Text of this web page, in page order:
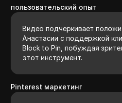
пользовательский опыт
Видео подчеркивает
Анастасии с поддержкой
Block to Pin, побуждая
этот инструмент.
Pinterest маркетинг